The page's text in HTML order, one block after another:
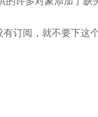
订阅，就不要下这